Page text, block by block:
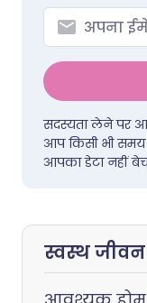
सदस्यता लेने पर
आप किसी भी समय
आपका डेटा नहीं
स्वस्थ